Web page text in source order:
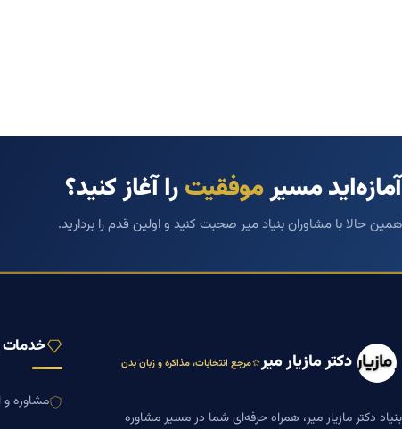
آمازه‌اید مسیرموفقیترا آغاز کنید؟
همین حالا با مشاوران بنیاد میر صحبت کنید و اولین قدم را بردارید.
دکتر مازیار میر مرجع انتخابات، مذاکره و زبان بدن
بنیاد دکتر مازیار میر، همراه حرفه‌ای شما در مسیر مشاوره
خدمات
مشاوره و